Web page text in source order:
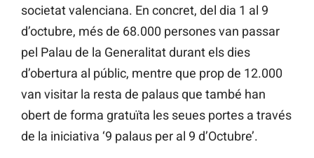
societat valenciana. En concret, del dia 1 al 9
d’octubre, més de 68.000 persones van passar
pel Palau de la Generalitat durant els dies
d’obertura al públic, mentre que prop de 12.000
van visitar la resta de palaus que també han
obert de forma gratuïta les seues portes a través
de la iniciativa ‘9 palaus per al 9 d’Octubre’.